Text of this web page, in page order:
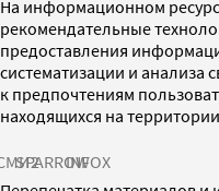
На информационном
рекомендательные
предоставления
систематизации и анализа
к предпочтениям
находящихся на
SPARROWINFOX